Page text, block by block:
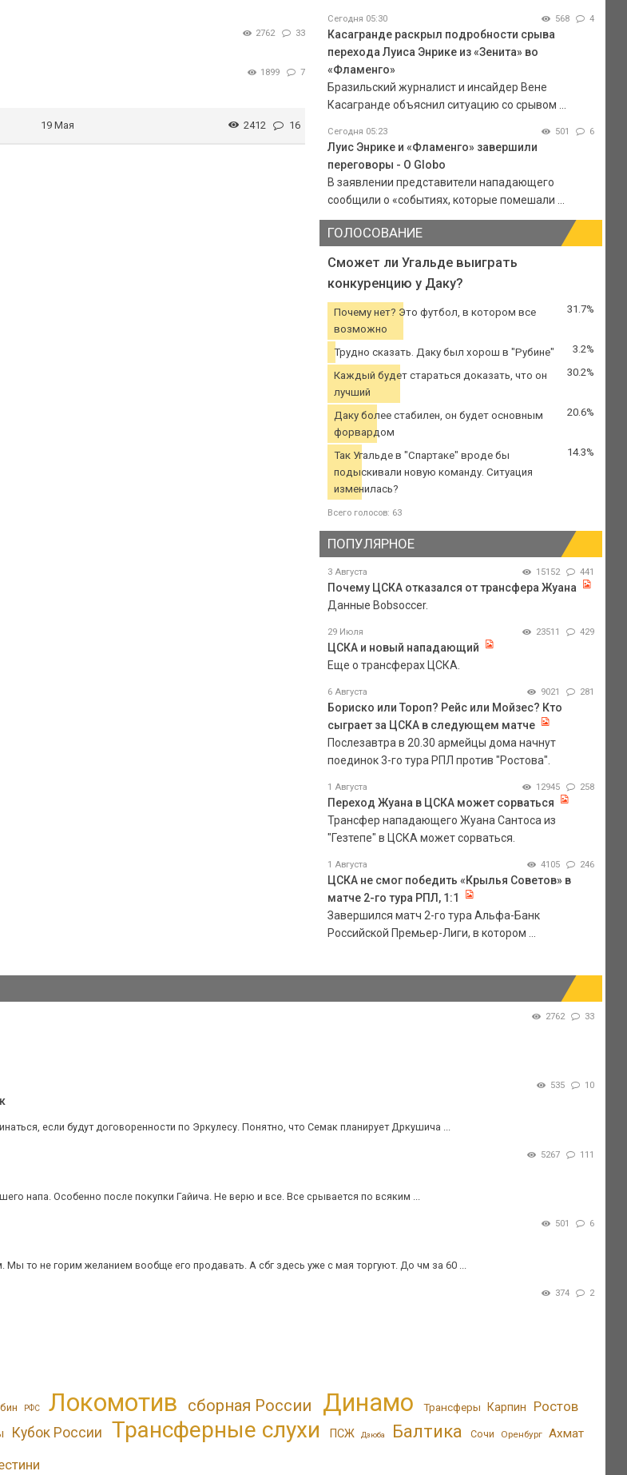
2762 33
1899 7
19 Мая 2412 16
Сегодня 05:30 568 4
Касагранде раскрыл подробности срыва
перехода Луиса Энрике из «Зенита» во
«Фламенго»
Бразильский журналист и инсайдер Вене
Касагранде объяснил ситуацию со срывом ...
Сегодня 05:23 501 6
Луис Энрике и «Фламенго» завершили
переговоры - O Globo
В заявлении представители нападающего
сообщили о «событиях, которые помешали ...
ГОЛОСОВАНИЕ
Сможет ли Угальде выиграть
конкуренцию у Даку?
Почему нет? Это футбол, в котором все
возможно
31.7%
Трудно сказать. Даку был хорош в "Рубине" 3.2%
Каждый будет стараться доказать, что он
лучший
30.2%
Даку более стабилен, он будет основным
форвардом
20.6%
Так Угальде в "Спартаке" вроде бы
подыскивали новую команду. Ситуация
изменилась?
14.3%
Всего голосов: 63
ПОПУЛЯРНОЕ
3 Августа 15152 441
Почему ЦСКА отказался от трансфера Жуана
Данные Bobsoccer.
29 Июля 23511 429
ЦСКА и новый нападающий
Еще о трансферах ЦСКА.
6 Августа 9021 281
Бориско или Тороп? Рейс или Мойзес? Кто
сыграет за ЦСКА в следующем матче
Послезавтра в 20.30 армейцы дома начнут
поединок 3-го тура РПЛ против "Ростова".
1 Августа 12945 258
Переход Жуана в ЦСКА может сорваться
Трансфер нападающего Жуана Сантоса из
"Гезтепе" в ЦСКА может сорваться.
1 Августа 4105 246
ЦСКА не смог победить «Крылья Советов» в
матче 2-го тура РПЛ, 1:1
Завершился матч 2-го тура Альфа-Банк
Российской Премьер-Лиги, в котором ...
2762 33
535 10
если будут договоренности по Эркулесу. Понятно, что Семак планирует Дркушича ...
5267 111
напа. Особенно после покупки Гайича. Не верю и все. Все срывается по всяким ...
501 6
Мы то не горим желанием вообще его продавать. А сбг здесь уже с мая торгуют. До чм за 60 ...
374 2
РФС Локомотив сборная России Динамо Трансферы Карпин Ростов
Кубок России Трансферные слухи ПСЖ Дзюба Балтика Сочи Оренбург Ахмат